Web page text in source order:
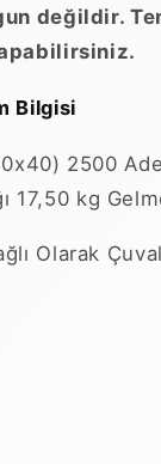
değildir.
Bilgisi
2500
17,50 kg
Olarak